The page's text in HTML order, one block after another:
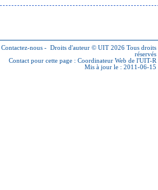
Contactez-nous - Droits d'auteur © UIT 2026 Tous droits
réservés
Contact pour cette page : Coordinateur Web de l'UIT-R
Mis à jour le : 2011-06-15